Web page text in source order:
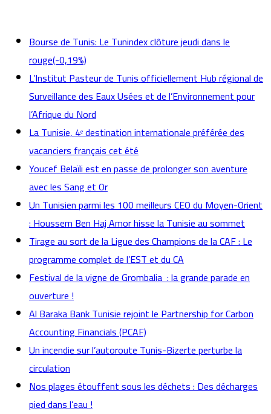
Bourse de Tunis: Le Tunindex clôture jeudi dans le
rouge(-0,19%)
L’Institut Pasteur de Tunis officiellement Hub régional de
Surveillance des Eaux Usées et de l’Environnement pour
l’Afrique du Nord
La Tunisie, 4ᵉ destination internationale préférée des
vacanciers français cet été
Youcef Belaïli est en passe de prolonger son aventure
avec les Sang et Or
Un Tunisien parmi les 100 meilleurs CEO du Moyen-Orient
: Houssem Ben Haj Amor hisse la Tunisie au sommet
Tirage au sort de la Ligue des Champions de la CAF : Le
programme complet de l’EST et du CA
Festival de la vigne de Grombalia : la grande parade en
ouverture !
Al Baraka Bank Tunisie rejoint le Partnership for Carbon
Accounting Financials (PCAF)
Un incendie sur l’autoroute Tunis-Bizerte perturbe la
circulation
Nos plages étouffent sous les déchets : Des décharges
pied dans l’eau !